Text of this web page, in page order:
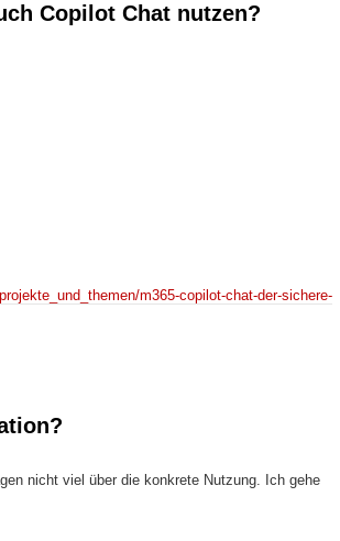
Copilot Chat nutzen?
m365-copilot-chat-der-sichere-
nicht viel über die konkrete Nutzung. Ich gehe